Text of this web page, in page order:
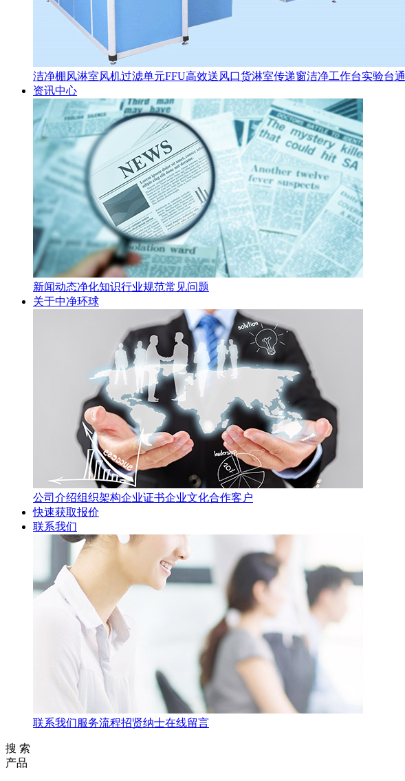
洁净棚 风淋室风机过滤单元FFU高效送风口货淋室传递窗洁净工作台实验台
资讯中心
新闻动态净化知识行业规范常见问题
关于中净环球
公司介绍组织架构企业证书企业文化合作客户
快速获取报价
联系我们
联系我们服务流程招贤纳士在线留言
搜 索
产品